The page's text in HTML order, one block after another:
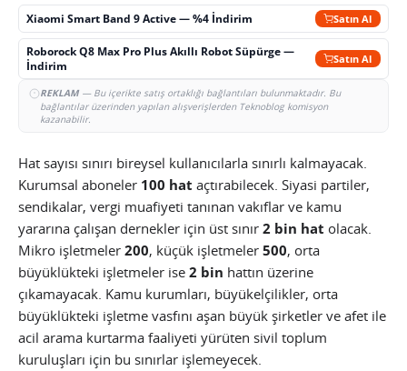
Xiaomi Smart Band 9 Active — %4 İndirim Satın Al
Roborock Q8 Max Pro Plus Akıllı Robot Süpürge —
İndirim
Satın Al
REKLAM— Bu içerikte satış ortaklığı bağlantıları bulunmaktadır. Bu
bağlantılar üzerinden yapılan alışverişlerden Teknoblog komisyon
kazanabilir.
Hat sayısı sınırı bireysel kullanıcılarla sınırlı kalmayacak.
Kurumsal aboneler 100 hat açtırabilecek. Siyasi partiler,
sendikalar, vergi muafiyeti tanınan vakıflar ve kamu
yararına çalışan dernekler için üst sınır 2 bin hat olacak.
Mikro işletmeler 200, küçük işletmeler 500, orta
büyüklükteki işletmeler ise 2 bin hattın üzerine
çıkamayacak. Kamu kurumları, büyükelçilikler, orta
büyüklükteki işletme vasfını aşan büyük şirketler ve afet ile
acil arama kurtarma faaliyeti yürüten sivil toplum
kuruluşları için bu sınırlar işlemeyecek.